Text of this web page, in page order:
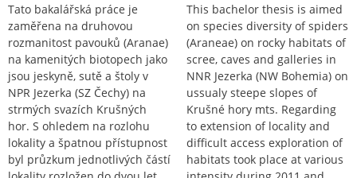
Tato bakalářská práce je
zaměřena na druhovou
rozmanitost pavouků (Aranae)
na kamenitých biotopech jako
jsou jeskyně, sutě a štoly v
NPR Jezerka (SZ Čechy) na
strmých svazích Krušných
hor. S ohledem na rozlohu
lokality a špatnou přístupnost
byl průzkum jednotlivých částí
This bachelor thesis is aimed
on species diversity of spiders
(Araneae) on rocky habitats of
scree, caves and galleries in
NNR Jezerka (NW Bohemia) on
ussualy steepe slopes of
Krušné hory mts. Regarding
to extension of locality and
difficult access exploration of
habitats took place at various